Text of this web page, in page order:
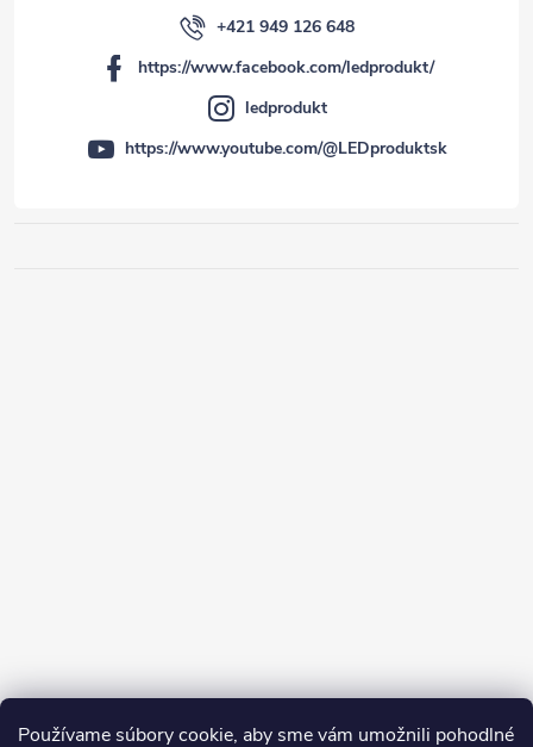
Používame súbory cookie, aby sme vám umožnili pohodlné
+421 949 126 648
https://www.facebook.com/ledprodukt/
ledprodukt
https://www.youtube.com/@LEDproduktsk